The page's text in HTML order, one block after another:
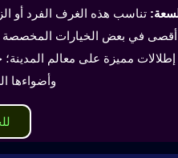
أقصى في بعض الخيارات المخصصة
إطلالات مميزة على معالم
وأضواءها